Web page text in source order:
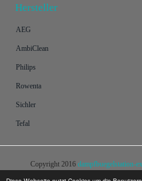
Hersteller
AEG
AmbiClean
Philips
Rowenta
Sichler
Tefal
Copyright 2016 dampfbuegelstation-